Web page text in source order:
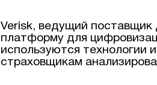
Verisk, ведущий поставщик
платформу для
используются технологии
страховщикам